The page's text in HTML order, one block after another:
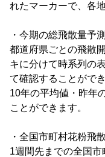
れたマーカーで、各
・今期の総飛散量予
都道府県ごとの飛散
キに分けて時系列の
て確認することがで
10年の平均値・昨年
ことができます。
・全国市町村花粉飛
1週間先までの全国